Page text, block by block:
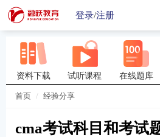
登录/注册
资料下载 试听课程 在线题库
首页 经验分享
cma考试科目和考试